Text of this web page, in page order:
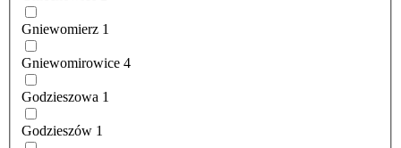
Gniewomierz 1
Gniewomirowice 4
Godzieszowa 1
Godzieszów 1